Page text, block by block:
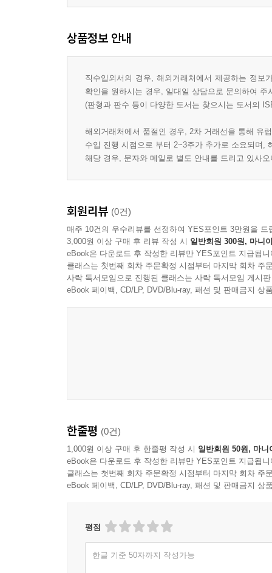
상품정보 안내
직수입외서의 경우, 해외거래처에서 제공하는 정
확인을 원하시는 경우, 일대일 상담으로 문의하여 주
(판형과 판수 등이 다양한 도서는 찾으시는 도서의
해외거래처에서 품절인 경우, 2차 거래선을 통해 유
수입 진행 시점으로 부터 2~3주가 추가로 소요되며,
해당 경우, 문자와 메일로 별도 안내를 드리고 있사
회원리뷰 (0건)
매주 10건의 우수리뷰를 선정하여 YES포인트 3만원을 드
3,000원 이상 구매 후 리뷰 작성 시 일반회원 300원, 마니
eBook은 다운로드 후 작성한 리뷰만 YES포인트 지급됩니
클래스는 첫번째 회차 주문확정 시점부터 마지막 회차 주
사락 독서모임으로 진행된 클래스는 사락 독서모임 게시
eBook 페이백, CD/LP, DVD/Blu-ray, 패션 및 판매금지 상
한줄평 (0건)
1,000원 이상 구매 후 한줄평 작성 시 일반회원 50원, 마니
eBook은 다운로드 후 작성한 리뷰만 YES포인트 지급됩니
클래스는 첫번째 회차 주문확정 시점부터 마지막 회차 주
eBook 페이백, CD/LP, DVD/Blu-ray, 패션 및 판매금지 상
평점
한글 기준 50자까지 작성가능